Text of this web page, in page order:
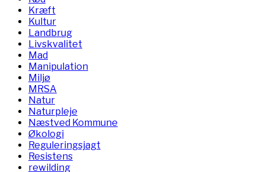
Kræft
Kultur
Landbrug
Livskvalitet
Mad
Manipulation
Miljø
MRSA
Natur
Naturpleje
Næstved Kommune
Økologi
Reguleringsjagt
Resistens
rewilding